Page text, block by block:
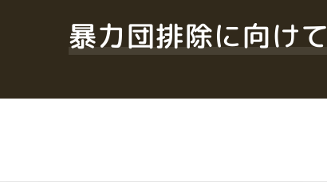
暴力団排除に向けて